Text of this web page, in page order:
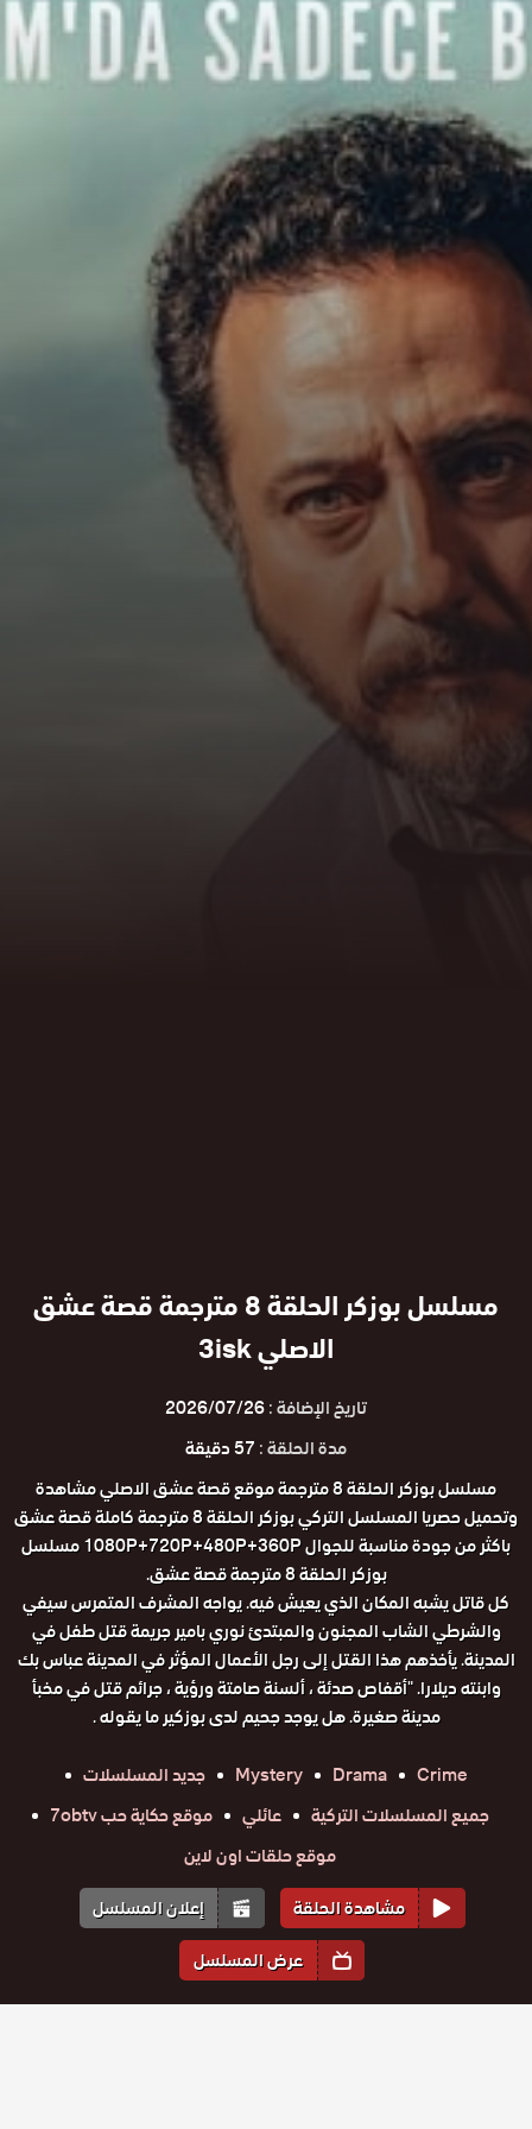
مسلسل بوزكر الحلقة 8 مترجمة قصة عشق
الاصلي 3isk
تاريخ الإضافة :2026/07/26
مدة الحلقة :57 دقيقة
مسلسل بوزكر الحلقة 8 مترجمة موقع قصة عشق الاصلي مشاهدة
وتحميل حصريا المسلسل التركي بوزكر الحلقة 8 مترجمة كاملة قصة عشق
باكثر من جودة مناسبة للجوال 1080P+720P+480P+360P مسلسل
بوزكر الحلقة 8 مترجمة قصة عشق.
كل قاتل يشبه المكان الذي يعيش فيه. يواجه المشرف المتمرس سيفي
والشرطي الشاب المجنون والمبتدئ نوري بامير جريمة قتل طفل في
المدينة. يأخذهم هذا القتل إلى رجل الأعمال المؤثر في المدينة عباس بك
وابنته ديلارا. "أقفاص صدئة ، ألسنة صامتة ورؤية ، جرائم قتل في مخبأ
مدينة صغيرة. هل يوجد جحيم لدى بوزكير ما يقوله .
Crime
Drama
Mystery
جديد المسلسلات
جميع المسلسلات التركية
عائلي
موقع حكاية حب 7obtv
موقع حلقات اون لاين
مشاهدة الحلقة
إعلان المسلسل
عرض المسلسل